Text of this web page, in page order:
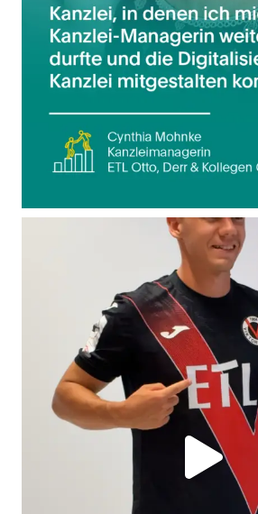
Regelmäßige Team-
DATEV-Vollausstattung
individuelle Fort- &
persönliche
betriebliche
attraktive
Zusatzleistungen/